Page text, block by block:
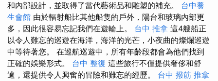
和內部設計，並取得了當代藝術品和雕塑的補充。 台中養
生會館 由於輻射船比其他船隻的戶外，陽台和玻璃內部更
多，因此很容易忘記我們在遊輪上。 台中 推拿 這4艘船正
以令人難忘的巡遊在海洋，海洋的光芒，小夜曲的燦爛巡遊
中等待著您。 在巡航巡遊中，所有年齡段都會為他們找到
正確的娛樂形式。 台中 整復 這些旅行不僅提供奢侈和舒
適，還提供令人興奮的冒險和難忘的經歷。 台中 撥筋 推拿